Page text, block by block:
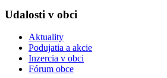
Udalosti v obci
Aktuality
Podujatia a akcie
Inzercia v obci
Fórum obce